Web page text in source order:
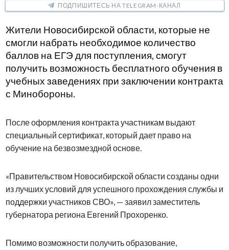
ПОДПИШИТЕСЬ НА TELEGRAM-КАНАЛ
Жители Новосибирской области, которые не
смогли набрать необходимое количество
баллов на ЕГЭ для поступления, смогут
получить возможность бесплатного обучения в
учебных заведениях при заключении контракта
с Минобороны.
После оформления контракта участникам выдают
специальный сертификат, который дает право на
обучение на безвозмездной основе.
«Правительством Новосибирской области созданы одни
из лучших условий для успешного прохождения службы и
поддержки участников СВО», — заявил заместитель
губернатора региона Евгений Прохоренко.
Помимо возможности получить образование,